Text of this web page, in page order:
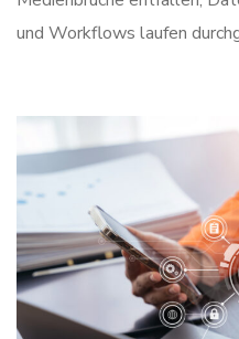
und Workflows laufen